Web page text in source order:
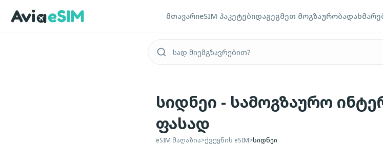
მთავარიeSIM პაკეტებიდაგეგმეთ მოგზაურობა
სიდნეი - სამოგზაურო
ფასად
eSIM მაღაზია>ქვეყნის eSIM>სიდნეი